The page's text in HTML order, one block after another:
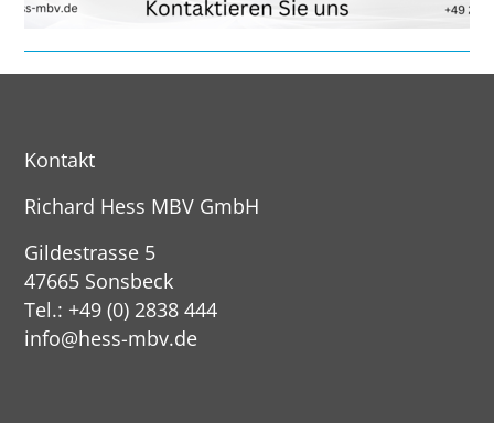
Kontakt
Richard Hess MBV GmbH
Gildestrasse 5
47665 Sonsbeck
Tel.: +49 (0) 2838 444
info@hess-mbv.de